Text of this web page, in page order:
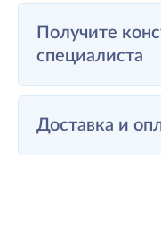
Получите
специалиста
Доставка и